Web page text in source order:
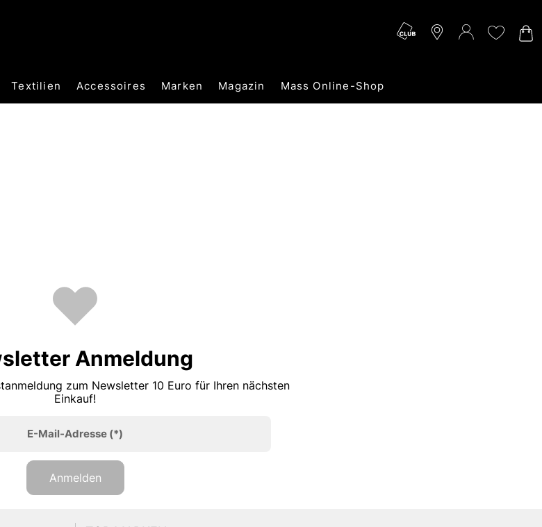
Textilien Accessoires Marken Magazin Mass Online-Shop
Anmeldung
zum Newsletter 10 Euro für Ihren nächsten
Einkauf!
E-Mail-Adresse(*)
Anmelden